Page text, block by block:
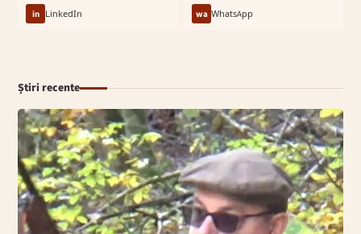
in LinkedIn wa WhatsApp
Știri recente